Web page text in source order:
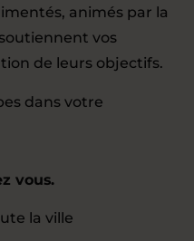
animés par la
vos
de leurs objectifs.
dans votre
vous.
la ville